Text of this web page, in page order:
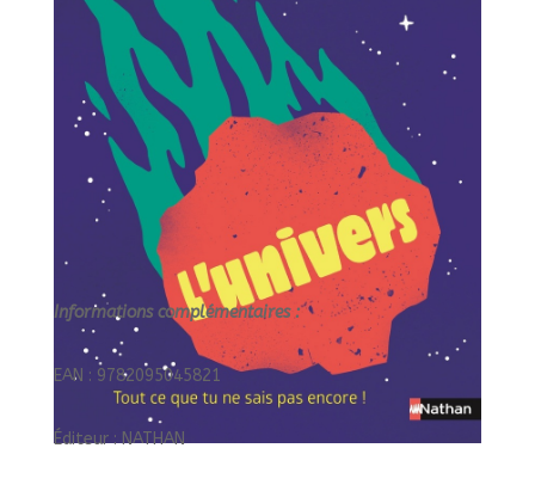
Informations complémentaires :
EAN : 9782095045821
Éditeur : NATHAN